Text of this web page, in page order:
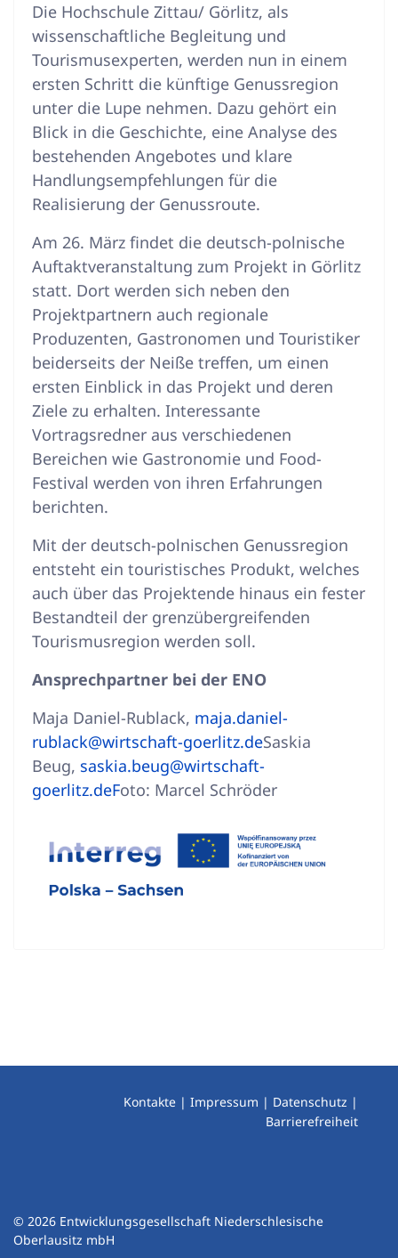
Die Hochschule Zittau/ Görlitz, als
wissenschaftliche Begleitung und
Tourismusexperten, werden nun in einem
ersten Schritt die künftige Genussregion
unter die Lupe nehmen. Dazu gehört ein
Blick in die Geschichte, eine Analyse des
bestehenden Angebotes und klare
Handlungsempfehlungen für die
Realisierung der Genussroute.
Am 26. März findet die deutsch-polnische
Auftaktveranstaltung zum Projekt in Görlitz
statt. Dort werden sich neben den
Projektpartnern auch regionale
Produzenten, Gastronomen und Touristiker
beiderseits der Neiße treffen, um einen
ersten Einblick in das Projekt und deren
Ziele zu erhalten. Interessante
Vortragsredner aus verschiedenen
Bereichen wie Gastronomie und Food-
Festival werden von ihren Erfahrungen
berichten.
Mit der deutsch-polnischen Genussregion
entsteht ein touristisches Produkt, welches
auch über das Projektende hinaus ein fester
Bestandteil der grenzübergreifenden
Tourismusregion werden soll.
Ansprechpartner bei der ENO
Maja Daniel-Rublack, maja.daniel-
rublack@wirtschaft-goerlitz.deSaskia
Beug, saskia.beug@wirtschaft-
goerlitz.deFoto: Marcel Schröder
Kontakte | Impressum | Datenschutz |
Barrierefreiheit
© 2026 Entwicklungsgesellschaft Niederschlesische
Oberlausitz mbH